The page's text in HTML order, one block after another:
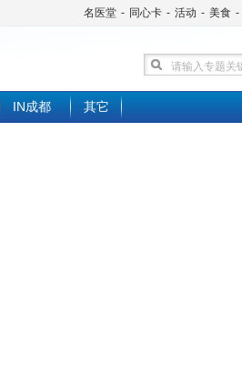
名医堂 - 同心卡 - 活动 - 美食 -
IN成都 其它